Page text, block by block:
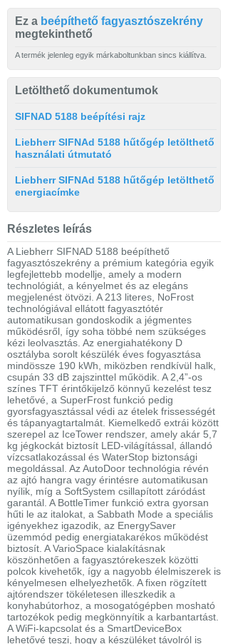
Ez a beépíthető fagyasztószekrény
megtekinthető
A termék jelenleg egyik márkaboltunkban sincs kiállítva.
Letölthető dokumentumok
SIFNAD 5188 beépítési rajz
Liebherr SIFNAd 5188 hűtőgép letölthető
használati útmutató
Liebherr SIFNAd 5188 hűtőgép letölthető
energiacímke
Részletes leírás
A Liebherr SIFNAD 5188 beépíthető
fagyasztószekrény a prémium kategória egyik
legfejlettebb modellje, amely a modern
technológiát, a kényelmet és az elegáns
megjelenést ötvözi. A 213 literes, NoFrost
technológiával ellátott fagyasztótér
automatikusan gondoskodik a jégmentes
működésről, így soha többé nem szükséges
kézi leolvasztás. Az energiahatékony D
osztályba sorolt készülék éves fogyasztása
mindössze 190 kWh, miközben rendkívül halk,
csupán 33 dB zajszinttel működik. A 2,4”-os
színes TFT érintőkijelző könnyű kezelést tesz
lehetővé, a SuperFrost funkció pedig
gyorsfagyasztással védi az ételek frissességét
és tápanyagtartalmát. Kiemelkedő extrái között
szerepel az IceTower rendszer, amely akár 5,7
kg jégkockát biztosít LED-világítással, állandó
vízcsatlakozással és WaterStop biztonsági
megoldással. Az AutoDoor technológia révén
az ajtó hangra vagy érintésre automatikusan
nyílik, míg a SoftSystem csillapított záródást
garantál. A BottleTimer funkció extra gyorsan
hűti le az italokat, a Sabbath Mode a speciális
igényekhez igazodik, az EnergySaver
üzemmód pedig energiatakarékos működést
biztosít. A VarioSpace kialakításnak
köszönhetően a fagyasztórekeszek közötti
polcok kivehetők, így a nagyobb élelmiszerek is
kényelmesen elhelyezhetők. A fixen rögzített
ajtórendszer tökéletesen illeszkedik a
konyhabútorhoz, a mosogatógépben mosható
tartozékok pedig megkönnyítik a karbantartást.
A WiFi-kapcsolat és a SmartDeviceBox
lehetővé teszi, hogy a készüléket távolról is